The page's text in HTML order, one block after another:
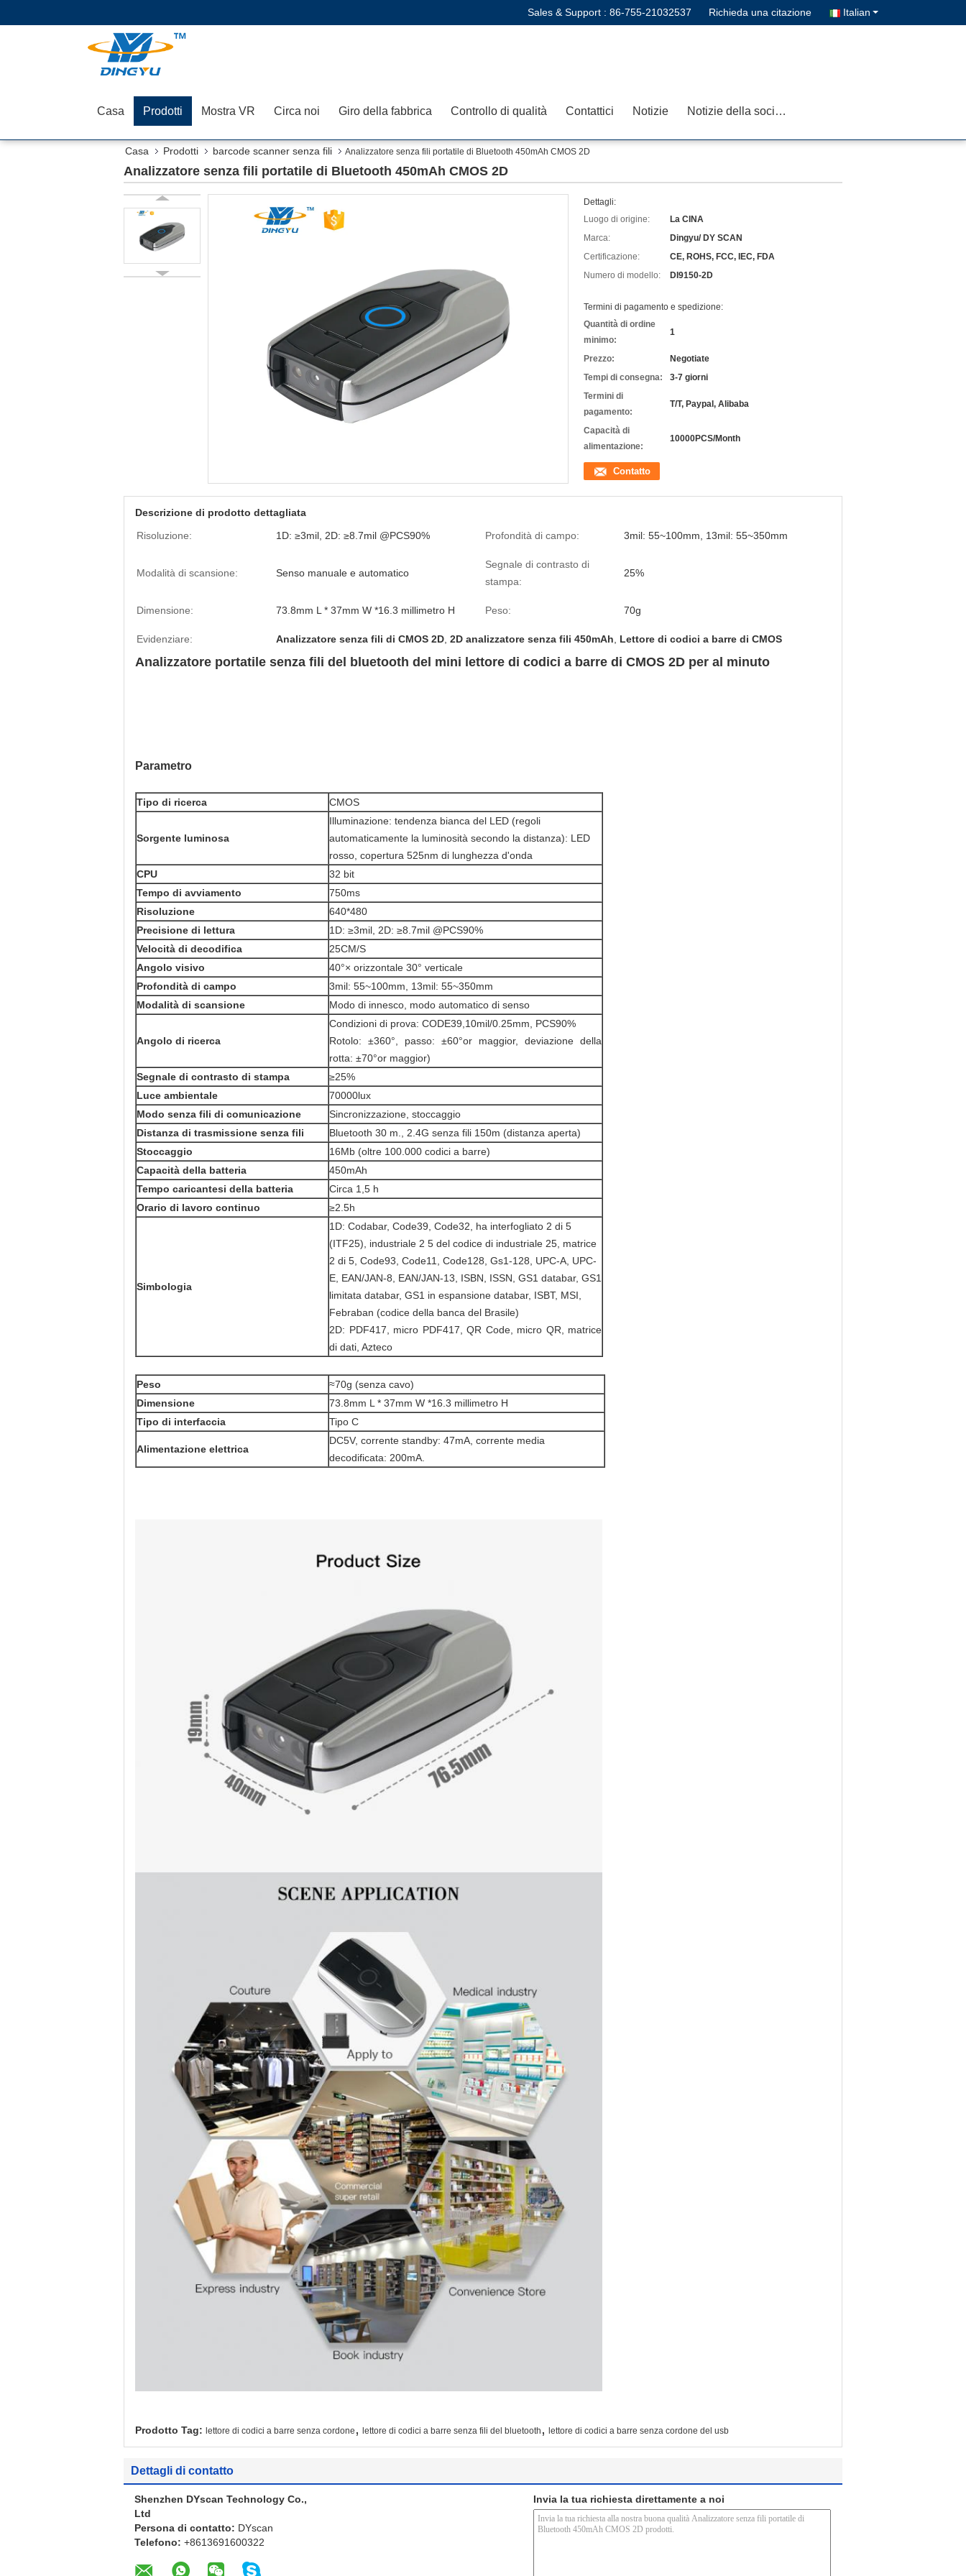
Sales & Support : 86-755-21032537 Richieda una citazione Italian
Casa Prodotti Mostra VR Circa noi Giro della fabbrica Controllo di qualità Contattici Notizie Notizie della società
Casa Prodotti barcode scanner senza fili Analizzatore senza fili portatile di Bluetooth 450mAh CMOS 2D
Analizzatore senza fili portatile di Bluetooth 450mAh CMOS 2D
Dettagli:
Luogo di origine:
La CINA
Marca:
Dingyu/ DY SCAN
Certificazione:
CE, ROHS, FCC, IEC, FDA
Numero di modello:
DI9150-2D
Termini di pagamento e spedizione:
Quantità di ordine
minimo:
1
Prezzo:
Negotiate
Tempi di consegna:
3-7 giorni
Termini di
pagamento:
T/T, Paypal, Alibaba
Capacità di
alimentazione:
10000PCS/Month
Contatto
Descrizione di prodotto dettagliata
Risoluzione:
1D: ≥3mil, 2D: ≥8.7mil @PCS90% Profondità di campo: 3mil: 55~100mm, 13mil: 55~350mm
Modalità di scansione: Senso manuale e automatico
Segnale di contrasto di
stampa:
25%
Dimensione: 73.8mm L * 37mm W *16.3 millimetro H Peso: 70g
Evidenziare: Analizzatore senza fili di CMOS 2D 2D analizzatore senza fili 450mAh Lettore di codici a barre di CMOS
Analizzatore portatile senza fili del bluetooth del mini lettore di codici a barre di CMOS 2D per al minuto
Parametro
Tipo di ricerca CMOS
Sorgente luminosa
Illuminazione: tendenza bianca del LED (regoli
automaticamente la luminosità secondo la distanza): LED
rosso, copertura 525nm di lunghezza d'onda
CPU
32 bit
Tempo di avviamento
750ms
Risoluzione
640*480
Precisione di lettura
1D: ≥3mil, 2D: ≥8.7mil @PCS90%
Velocità di decodifica
25CM/S
Angolo visivo
40°× orizzontale 30° verticale
Profondità di campo
3mil: 55~100mm, 13mil: 55~350mm
Modalità di scansione
Modo di innesco, modo automatico di senso
Angolo di ricerca
Condizioni di prova: CODE39,10mil/0.25mm, PCS90%
Rotolo: ±360°, passo: ±60°or maggior, deviazione della
rotta: ±70°or maggior)
Segnale di contrasto di stampa
≥25%
Luce ambientale
70000lux
Modo senza fili di comunicazione
Sincronizzazione, stoccaggio
Distanza di trasmissione senza fili
Bluetooth 30 m., 2.4G senza fili 150m (distanza aperta)
Stoccaggio
16Mb (oltre 100.000 codici a barre)
Capacità della batteria
450mAh
Tempo caricantesi della batteria
Circa 1,5 h
Orario di lavoro continuo
≥2.5h
Simbologia
1D: Codabar, Code39, Code32, ha interfogliato 2 di 5
(ITF25), industriale 2 5 del codice di industriale 25, matrice
2 di 5, Code93, Code11, Code128, Gs1-128, UPC-A, UPC-
E, EAN/JAN-8, EAN/JAN-13, ISBN, ISSN, GS1 databar, GS1
limitata databar, GS1 in espansione databar, ISBT, MSI,
Febraban (codice della banca del Brasile)
2D: PDF417, micro PDF417, QR Code, micro QR, matrice
di dati, Azteco
Peso
≈70g (senza cavo)
Dimensione
73.8mm L * 37mm W *16.3 millimetro H
Tipo di interfaccia
Tipo C
Alimentazione elettrica
DC5V, corrente standby: 47mA, corrente media
decodificata: 200mA.
Prodotto Tag: lettore di codici a barre senza cordone , lettore di codici a barre senza fili del bluetooth , lettore di codici a barre senza cordone del usb
Dettagli di contatto
Shenzhen DYscan Technology Co.,
Ltd
Persona di contatto: DYscan
Telefono: +8613691600322
Invia la tua richiesta direttamente a noi